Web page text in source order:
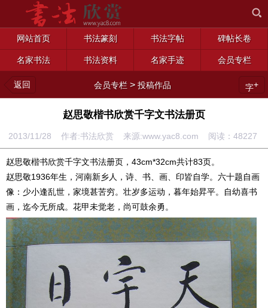
网站首页 书法篆刻 书法字帖 碑帖长卷
名家书法 书法资料 名家手迹 会员专栏
返回 会员专栏 >投稿作品 字+
赵思敬楷书欣赏千字文书法册页
2013/11/28 作者:书法欣赏 来源:www.yac8.com 阅读： 48227
赵思敬楷书欣赏千字文书法册页，43cm*32cm共计83页。
赵思敬1936年生，河南新乡人，诗、书、画、印皆自学。六十题自画
像：少小逢乱世，家境甚苦穷。壮岁多运动，暮年始昇平。自幼喜书
画，迄今无所成。花甲未觉老，尚可鼓余勇。